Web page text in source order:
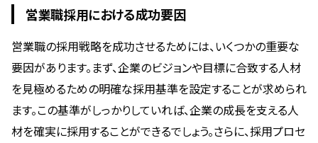
営業職採用における成功要因
営業職の採用戦略を成功させるためには、いくつかの重要な
要因があります。まず、企業のビジョンや目標に合致する人材
を見極めるための明確な採用基準を設定することが求められ
ます。この基準がしっかりしていれば、企業の成長を支える人
材を確実に採用することができるでしょう。さらに、採用プロセ